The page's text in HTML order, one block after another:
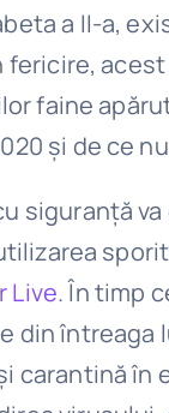
a II-a,
fericire,
faine
și de ce
siguranță
Live. În timp
din întreaga
carantină în